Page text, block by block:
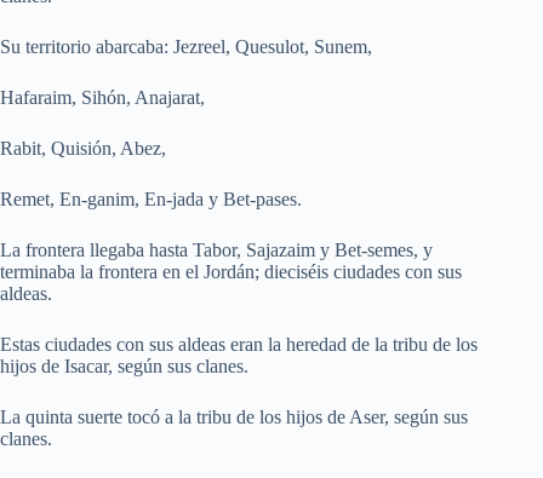
Su territorio abarcaba: Jezreel, Quesulot, Sunem,
Hafaraim, Sihón, Anajarat,
Rabit, Quisión, Abez,
Remet, En-ganim, En-jada y Bet-pases.
La frontera llegaba hasta Tabor, Sajazaim y Bet-semes, y
terminaba la frontera en el Jordán; dieciséis ciudades con sus
aldeas.
Estas ciudades con sus aldeas eran la heredad de la tribu de los
hijos de Isacar, según sus clanes.
La quinta suerte tocó a la tribu de los hijos de Aser, según sus
clanes.